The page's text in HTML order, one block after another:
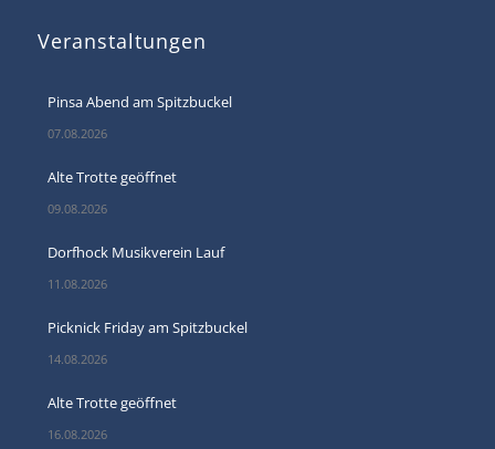
Veranstaltungen
Pinsa Abend am Spitzbuckel
07.08.2026
Alte Trotte geöffnet
09.08.2026
Dorfhock Musikverein Lauf
11.08.2026
Picknick Friday am Spitzbuckel
14.08.2026
Alte Trotte geöffnet
16.08.2026